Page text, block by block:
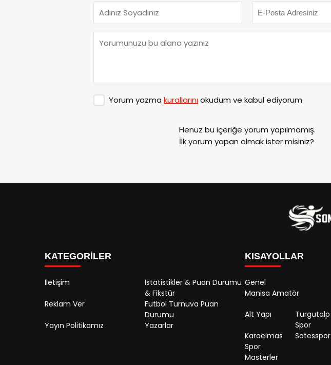
Yorum yazma kurallarınıokudum ve kabul ediyorum.
Henüz bu içeriğe yorum yapılmamış.
İlk yorum yapan olmak ister misiniz?
KATEGORİLER
İletişim
İstatistikler & Puan Durumu
& Fikstür
Reklam Ver
Futbol Turnuva Puan
Durumu
Yayın Politikamız
Yazarlar
KISAYOLLAR
Genel
Manisa Amatör
Alt Yapı
Turgutalp
Spor
Karaelmas
Spor
Sotesspor
Masterler